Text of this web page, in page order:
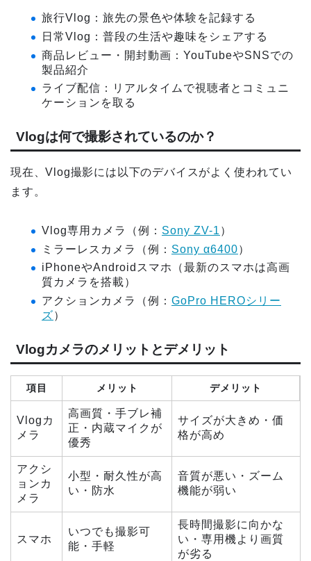
旅行Vlog：旅先の景色や体験を記録する
日常Vlog：普段の生活や趣味をシェアする
商品レビュー・開封動画：YouTubeやSNSでの
製品紹介
ライブ配信：リアルタイムで視聴者とコミュニ
ケーションを取る
Vlogは何で撮影されているのか？
現在、Vlog撮影には以下のデバイスがよく使われてい
ます。
Vlog専用カメラ（例： Sony ZV-1 ）
ミラーレスカメラ（例： Sony α6400）
iPhoneやAndroidスマホ（最新のスマホは高画
質カメラを搭載）
アクションカメラ（例： GoPro HEROシリー
ズ）
Vlogカメラのメリットとデメリット
項目 メリット デメリット
Vlogカ
メラ
高画質・手ブレ補
正・内蔵マイクが
優秀
サイズが大きめ・価
格が高め
アクシ
ョンカ
メラ
小型・耐久性が高
い・防水
音質が悪い・ズーム
機能が弱い
スマホ
いつでも撮影可
能・手軽
長時間撮影に向かな
い・専用機より画質
が劣る